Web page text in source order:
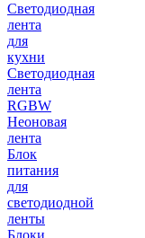
Светодиодная
лента
для
кухни
Светодиодная
лента
RGBW
Неоновая
лента
Блок
питания
для
светодиодной
ленты
Блоки